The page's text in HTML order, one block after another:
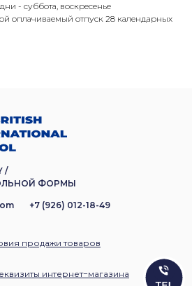
- суббота, воскресенье
оплачиваемый отпуск 28 календарных
продажи товаров
интернет−магазина
/
ФОРМЫ
+7 (926) 012-18-49